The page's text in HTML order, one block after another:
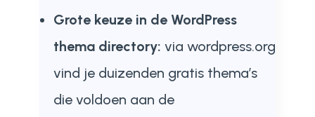
Grote keuze in de WordPress
thema directory: via wordpress.org
vind je duizenden gratis thema’s
die voldoen aan de